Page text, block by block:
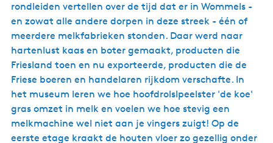
rondleiden vertellen over de tijd dat er in Wommels -
en zowat alle andere dorpen in deze streek - één of
meerdere melkfabrieken stonden. Daar werd naar
hartenlust kaas en boter gemaakt, producten die
Friesland toen en nu exporteerde, producten die de
Friese boeren en handelaren rijkdom verschafte. In
het museum leren we hoe hoofdrolslpeelster 'de koe'
gras omzet in melk en voelen we hoe stevig een
melkmachine wel niet aan je vingers zuigt! Op de
eerste etage kraakt de houten vloer zo gezellig onder